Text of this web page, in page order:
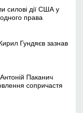
силові дії США у
права
Гундяєв зазнав
Паканич
сопричастя